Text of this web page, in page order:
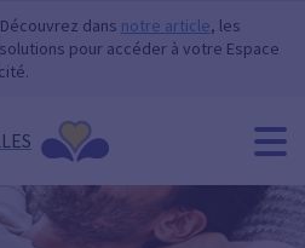
dans notre article, les
pour accéder à votre Espace